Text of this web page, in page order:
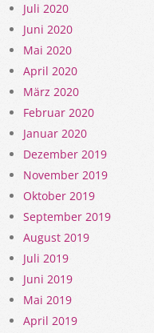
Juli 2020
Juni 2020
Mai 2020
April 2020
März 2020
Februar 2020
Januar 2020
Dezember 2019
November 2019
Oktober 2019
September 2019
August 2019
Juli 2019
Juni 2019
Mai 2019
April 2019